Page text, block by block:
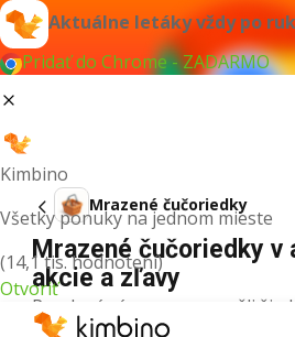
Aktuálne letáky vždy po
Pridať do Chrome - ZADARMO
Kimbino
Všetky ponuky na jednom mieste
(14,1 tis. hodnotení)
Otvoriť
Mrazené čučoriedky
Mrazené čučoriedky v
akcie a zľavy
Pre daný výraz sme nenašli